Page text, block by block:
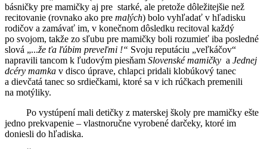
básničky pre mamičky aj pre starké, ale pretože dôležitejšie než
recitovanie (rovnako ako pre malých) bolo vyhľadať v hľadisku
rodičov a zamávať im, v konečnom dôsledku recitoval každý
po svojom, takže zo sľubu pre mamičky boli rozumieť iba posledné
slová „...že ťa ľúbim preveľmi !“ Svoju reputáciu „veľkáčov“
napravili tancom k ľudovým piesňam Slovenské mamičky a Jednej
dcéry mamka v disco úprave, chlapci pridali klobúkový tanec
a dievčatá tanec so srdiečkami, ktoré sa v ich rúčkach premenili
na motýliky.
Po vystúpení mali detičky z materskej školy pre mamičky ešte
jedno prekvapenie – vlastnoručne vyrobené darčeky, ktoré im
doniesli do hľadiska.